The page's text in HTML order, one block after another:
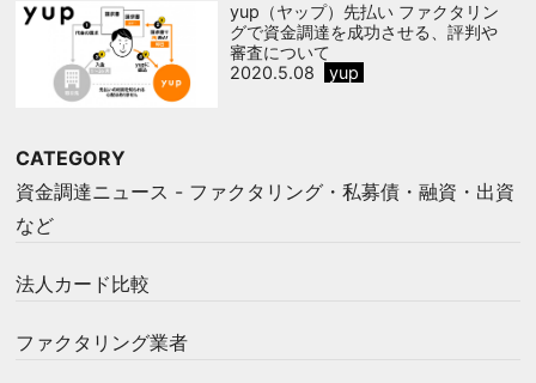
yup（ヤップ）先払い ファクタリン
グで資金調達を成功させる、評判や
審査について
2020.5.08
yup
CATEGORY
資金調達ニュース - ファクタリング・私募債・融資・出資
など
法人カード比較
ファクタリング業者